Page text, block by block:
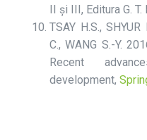
II și III, Editura G.
TSAY H.S., SHYUR
C., WANG S.-Y.
Recent
development,